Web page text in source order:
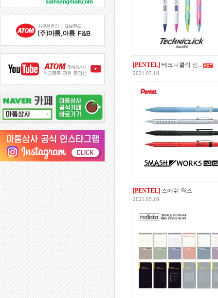
[PENTEL] 테크니클릭 신..
2021.05.18
[PENTEL] 스매쉬 웍스
2021.05.18